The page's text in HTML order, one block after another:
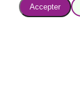
Accepter